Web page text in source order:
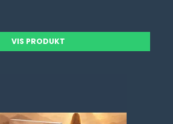
VIS PRODUKT